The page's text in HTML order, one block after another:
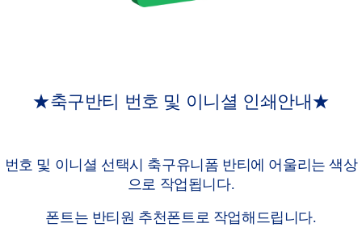
★축구반티 번호 및 이니셜 인쇄안내★
번호 및 이니셜 선택시 축구유니폼 반티에 어울리는 색상
으로 작업됩니다.
폰트는 반티원 추천폰트로 작업해드립니다.